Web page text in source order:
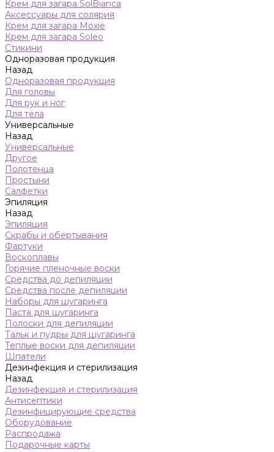
Крем для загара SolBianca
Аксессуары для солярия
Крем для загара Moxie
Крем для загара Soleo
Стикини
Одноразовая продукция
Назад
Одноразовая продукция
Для головы
Для рук и ног
Для тела
Универсальные
Назад
Универсальные
Другое
Полотенца
Простыни
Салфетки
Эпиляция
Назад
Эпиляция
Скрабы и обертывания
Фартуки
Воскоплавы
Горячие пленочные воски
Средства до депиляции
Средства после депиляции
Наборы для шугаринга
Паста для шугаринга
Полоски для депиляции
Тальк и пудры для шугаринга
Теплые воски для депиляции
Шпатели
Дезинфекция и стерилизация
Назад
Дезинфекция и стерилизация
Антисептики
Дезинфицирующие средства
Оборудование
Распродажа
Подарочные карты